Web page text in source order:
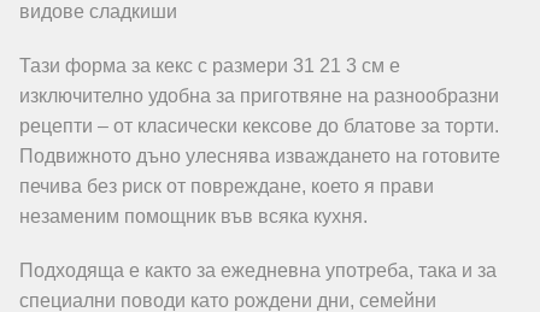
видове сладкиши
Тази форма за кекс с размери 31 21 3 см е
изключително удобна за приготвяне на разнообразни
рецепти – от класически кексове до блатове за торти.
Подвижното дъно улеснява изваждането на готовите
печива без риск от повреждане, което я прави
незаменим помощник във всяка кухня.
Подходяща е както за ежедневна употреба, така и за
специални поводи като рождени дни, семейни